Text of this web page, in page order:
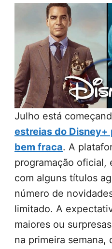
Julho está
estreias do Disney+
bem fraca. A
programação oficial,
com alguns títulos
número de
limitado. A
maiores ou
na primeira semana,